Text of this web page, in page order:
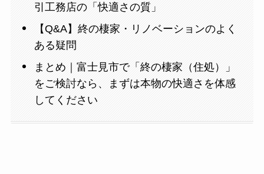
引工務店の「快適さの質」
【Q&A】終の棲家・リノベーションのよく
ある疑問
まとめ｜富士見市で「終の棲家（住処）」
をご検討なら、まずは本物の快適さを体感
してください